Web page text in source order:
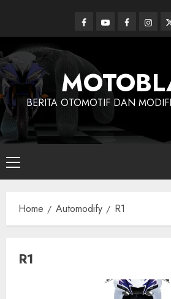
content
Facebook
YoutubeFacebook
BERITA OTOMOTIF DAN
Primary
Menu
Home Automodify R1
R1